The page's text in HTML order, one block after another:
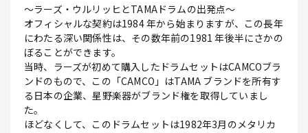
～ラーズ・ウルリッヒとTAMAドラムの出発点～
オフィシャルな契約は1984 年から始まりますが、この長年
にわたる深い関係性は、その数年前の1981 年後半にさかの
ぼることができます。
当時、ラーズが初めて購入したドラムセットはCAMCOブラ
ンドのもので、この「CAMCO」はTAMA ブランドを所有す
る日本の企業、星野楽器がブランド権を取得していまし
た。
ほどなくして、このドラムセットは1982年3月のメタリカ